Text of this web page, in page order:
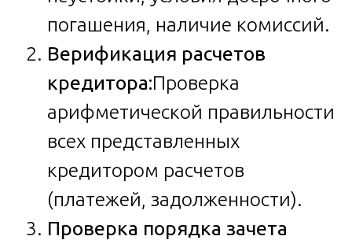
погашения, наличие комиссий.
Верификация расчетов
кредитора:Проверка
арифметической правильности
всех представленных
кредитором расчетов
(платежей, задолженности).
Проверка порядка зачета